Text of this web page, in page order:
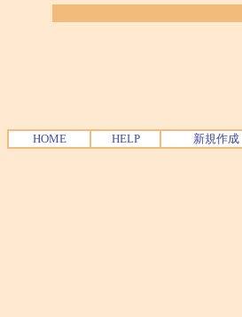
HOME HELP 新規作成